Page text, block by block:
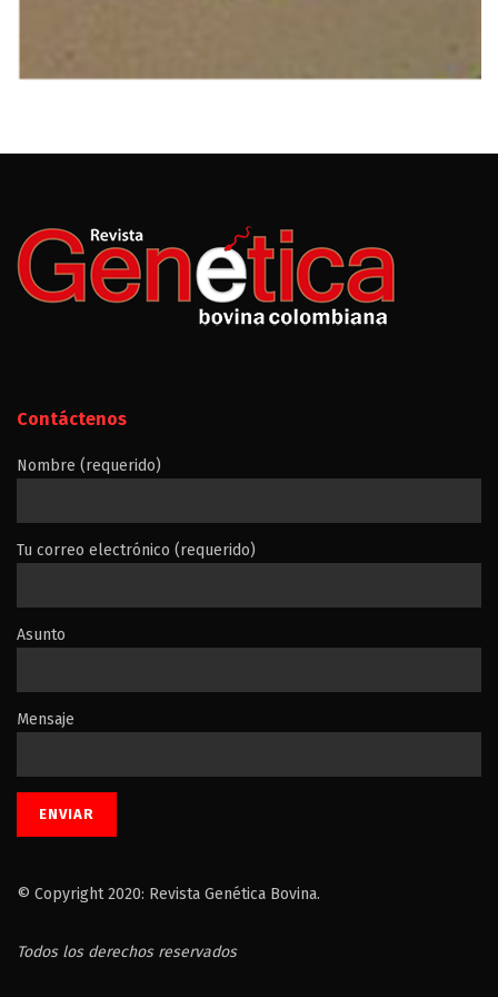
Contáctenos
Nombre (requerido)
Tu correo electrónico (requerido)
Asunto
Mensaje
© Copyright 2020: Revista Genética Bovina.
Todos los derechos reservados